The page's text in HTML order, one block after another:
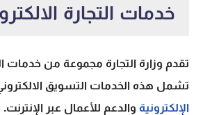
خدمات التجارة
تقدم وزارة التجارة مجموعة من خدمات
تشمل هذه الخدمات التسويق
الإلكترونية والدعم للأعمال عبر